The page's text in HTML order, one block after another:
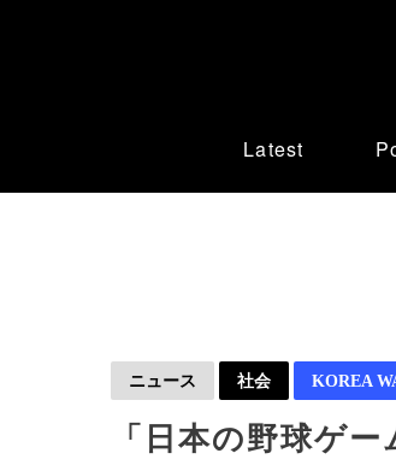
Latest
ニュース 社会 KOREA
「日本の野球ゲ